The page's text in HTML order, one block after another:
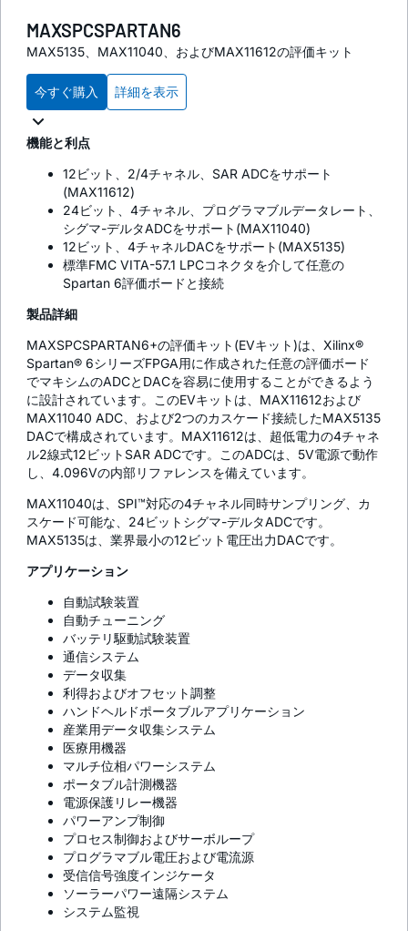
MAXSPCSPARTAN6
MAX5135、MAX11040、およびMAX11612の評価キット
今すぐ購入 詳細を表示
機能と利点
12ビット、2/4チャネル、SAR ADCをサポート
(MAX11612)
24ビット、4チャネル、プログラマブルデータレート、
シグマ-デルタADCをサポート(MAX11040)
12ビット、4チャネルDACをサポート(MAX5135)
標準FMC VITA-57.1 LPCコネクタを介して任意の
Spartan 6評価ボードと接続
製品詳細
MAXSPCSPARTAN6+の評価キット(EVキット)は、Xilinx®
Spartan® 6シリーズFPGA用に作成された任意の評価ボード
でマキシムのADCとDACを容易に使用することができるよう
に設計されています。このEVキットは、MAX11612および
MAX11040 ADC、および2つのカスケード接続したMAX5135
DACで構成されています。MAX11612は、超低電力の4チャネ
ル2線式12ビットSAR ADCです。このADCは、5V電源で動作
し、4.096Vの内部リファレンスを備えています。
MAX11040は、SPI™対応の4チャネル同時サンプリング、カ
スケード可能な、24ビットシグマ-デルタADCです。
MAX5135は、業界最小の12ビット電圧出力DACです。
アプリケーション
自動試験装置
自動チューニング
バッテリ駆動試験装置
通信システム
データ収集
利得およびオフセット調整
ハンドヘルドポータブルアプリケーション
産業用データ収集システム
医療用機器
マルチ位相パワーシステム
ポータブル計測機器
電源保護リレー機器
パワーアンプ制御
プロセス制御およびサーボループ
プログラマブル電圧および電流源
受信信号強度インジケータ
ソーラーパワー遠隔システム
システム監視